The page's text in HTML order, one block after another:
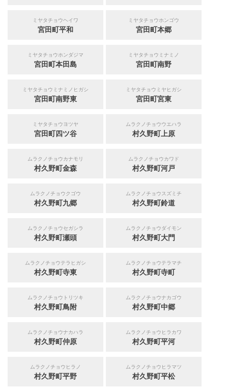
ミヤタチョウヘイワ
宮田町平和
ミヤタチョウホンゴウ
宮田町本郷
ミヤタチョウホンダジマ
宮田町本田島
ミヤタチョウミナミノ
宮田町南野
ミヤタチョウミナミノヒガシ
宮田町南野東
ミヤタチョウミヤヒガシ
宮田町宮東
ミヤタチョウヨツヤ
宮田町四ツ谷
ムラクノチョウウエハラ
村久野町上原
ムラクノチョウカナモリ
村久野町金森
ムラクノチョウカワド
村久野町河戸
ムラクノチョウクゴウ
村久野町九郷
ムラクノチョウスズミチ
村久野町鈴道
ムラクノチョウセガシラ
村久野町瀬頭
ムラクノチョウダイモン
村久野町大門
ムラクノチョウテラヒガシ
村久野町寺東
ムラクノチョウテラマチ
村久野町寺町
ムラクノチョウトリツキ
村久野町鳥附
ムラクノチョウナカゴウ
村久野町中郷
ムラクノチョウナカハラ
村久野町仲原
ムラクノチョウヒラカワ
村久野町平河
ムラクノチョウヒラノ
村久野町平野
ムラクノチョウヒラマツ
村久野町平松